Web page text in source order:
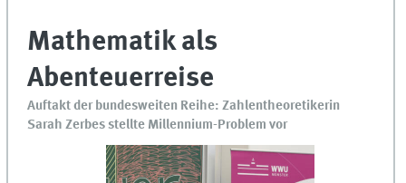
Mathematik als
Abenteuerreise
Auftakt der bundesweiten Reihe: Zahlentheoretikerin
Sarah Zerbes stellte Millennium-Problem vor